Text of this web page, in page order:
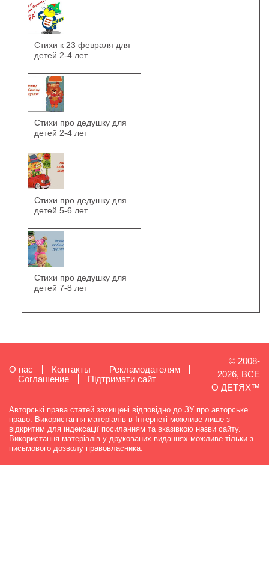
Стихи к 23 февраля для
детей 2-4 лет
Стихи про дедушку для
детей 2-4 лет
Стихи про дедушку для
детей 5-6 лет
Стихи про дедушку для
детей 7-8 лет
О нас Контакты
Рекламодателям
Cоглашение
Підтримати сайт
© 2008-
2026, ВСЕ
О ДЕТЯХ™
Авторські права статей захищені відповідно до ЗУ про авторське
право. Використання матеріалів в Інтернеті можливе лише з
відкритим для індексації посиланням та вказівкою назви сайту.
Використання матеріалів у друкованих виданнях можливе тільки з
письмового дозволу правовласника.